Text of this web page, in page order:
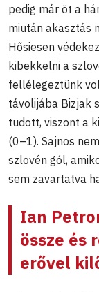
pedig már öt a
miután akasztás
Hősiesen
kibekkelni a
fellélegeztünk
távolijába Bizjak
tudott, viszont a
(0–1). Sajnos
szlovén gól,
sem zavartatva
Ian
össze és
erővel